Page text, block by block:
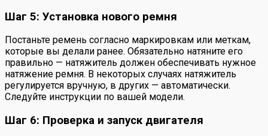
Шаг 5: Установка нового ремня
Постаньте ремень согласно маркировкам или меткам,
которые вы делали ранее. Обязательно натяните его
правильно — натяжитель должен обеспечивать нужное
натяжение ремня. В некоторых случаях натяжитель
регулируется вручную, в других — автоматически.
Следуйте инструкции по вашей модели.
Шаг 6: Проверка и запуск двигателя